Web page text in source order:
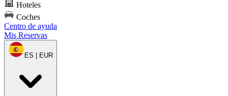
Hoteles
Coches
Centro de ayuda
Mis Reservas
ES | EUR